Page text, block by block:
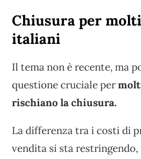
Chiusura per
italiani
Il tema non è recente, ma
questione cruciale per
rischiano la chiusura.
La differenza tra i costi di
vendita si sta